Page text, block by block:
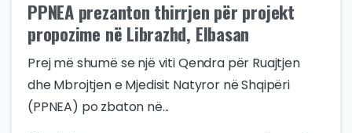
PPNEA prezanton thirrjen për projekt
propozime në Librazhd, Elbasan
Prej më shumë se një viti Qendra për Ruajtjen
dhe Mbrojtjen e Mjedisit Natyror në Shqipëri
(PPNEA) po zbaton në...